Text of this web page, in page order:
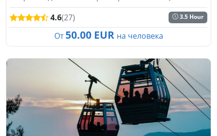
4.6(27) 3.5 Hour
От 50.00 EUR на человека